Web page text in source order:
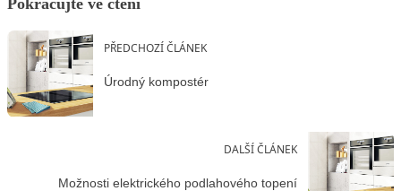
Pokračujte ve čtení
PŘEDCHOZÍ ČLÁNEK
Úrodný kompostér
DALŠÍ ČLÁNEK
Možnosti elektrického podlahového topení